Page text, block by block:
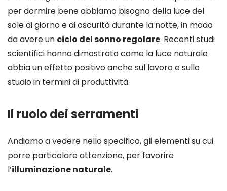
per dormire bene abbiamo bisogno della luce del
sole di giorno e di oscurità durante la notte, in modo
da avere un ciclo del sonno regolare. Recenti studi
scientifici hanno dimostrato come la luce naturale
abbia un effetto positivo anche sul lavoro e sullo
studio in termini di produttività.
Il ruolo dei serramenti
Andiamo a vedere nello specifico, gli elementi su cui
porre particolare attenzione, per favorire
l’illuminazione naturale.